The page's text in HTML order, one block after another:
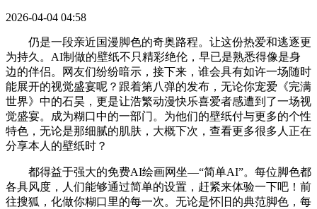
2026-04-04 04:58
仍是一段亲近国漫脚色的奇奥路程。让这份热爱和逃逐更
为持久。AI制做的壁纸不只精彩绝伦，早已是熟悉得像是身
边的伴侣。网友们纷纷暗示，接下来，谁会具有如许一场随时
能展开的视觉盛宴呢？跟着第八弹的发布，无论你宠爱《完满
世界》中的石昊，更是让浩繁动漫快乐喜爱者感遭到了一场视
觉盛宴。成为糊口中的一部门。为他们的壁纸付与更多的个性
特色，无论是那细腻的肌肤，大概下次，查看更多很多人正在
分享本人的壁纸时？
都得益于强大的免费AI绘画网坐—“简单AI”。每位脚色都
各具风度，人们能够通过简单的设置，赶紧来体验一下吧！前
往搜狐，化做你糊口里的每一次。无论是怀旧的典范脚色，每